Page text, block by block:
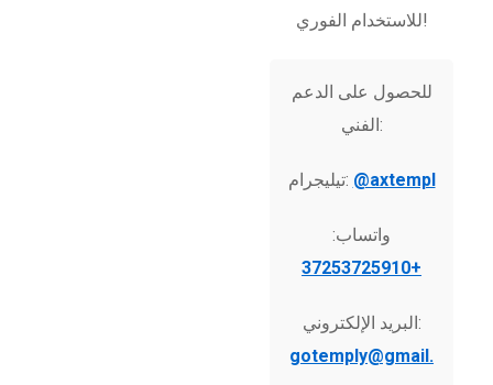
للاستخدام الفوري!
للحصول على الدعم
الفني:
تيليجرام: @axtempl
واتساب:
+37253725910
البريد الإلكتروني:
gotemply@gmail.